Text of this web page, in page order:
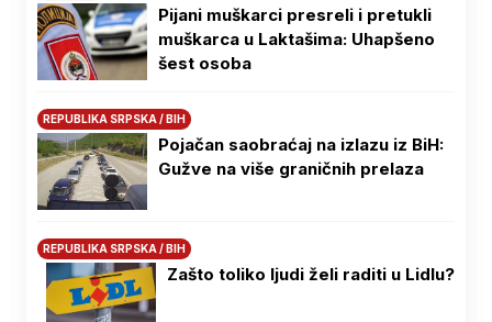
Pijani muškarci presreli i pretukli
muškarca u Laktašima: Uhapšeno
šest osoba
REPUBLIKA SRPSKA / BIH
Pojačan saobraćaj na izlazu iz BiH:
Gužve na više graničnih prelaza
REPUBLIKA SRPSKA / BIH
Zašto toliko ljudi želi raditi u Lidlu?